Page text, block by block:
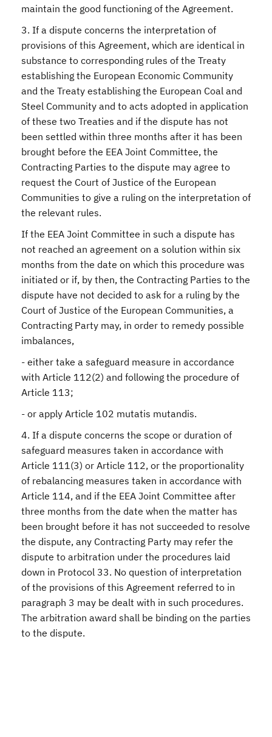
maintain the good functioning of the Agreement.
3. If a dispute concerns the interpretation of
provisions of this Agreement, which are identical in
substance to corresponding rules of the Treaty
establishing the European Economic Community
and the Treaty establishing the European Coal and
Steel Community and to acts adopted in application
of these two Treaties and if the dispute has not
been settled within three months after it has been
brought before the EEA Joint Committee, the
Contracting Parties to the dispute may agree to
request the Court of Justice of the European
Communities to give a ruling on the interpretation of
the relevant rules.
If the EEA Joint Committee in such a dispute has
not reached an agreement on a solution within six
months from the date on which this procedure was
initiated or if, by then, the Contracting Parties to the
dispute have not decided to ask for a ruling by the
Court of Justice of the European Communities, a
Contracting Party may, in order to remedy possible
imbalances,
- either take a safeguard measure in accordance
with Article 112(2) and following the procedure of
Article 113;
- or apply Article 102 mutatis mutandis.
4. If a dispute concerns the scope or duration of
safeguard measures taken in accordance with
Article 111(3) or Article 112, or the proportionality
of rebalancing measures taken in accordance with
Article 114, and if the EEA Joint Committee after
three months from the date when the matter has
been brought before it has not succeeded to resolve
the dispute, any Contracting Party may refer the
dispute to arbitration under the procedures laid
down in Protocol 33. No question of interpretation
of the provisions of this Agreement referred to in
paragraph 3 may be dealt with in such procedures.
The arbitration award shall be binding on the parties
to the dispute.